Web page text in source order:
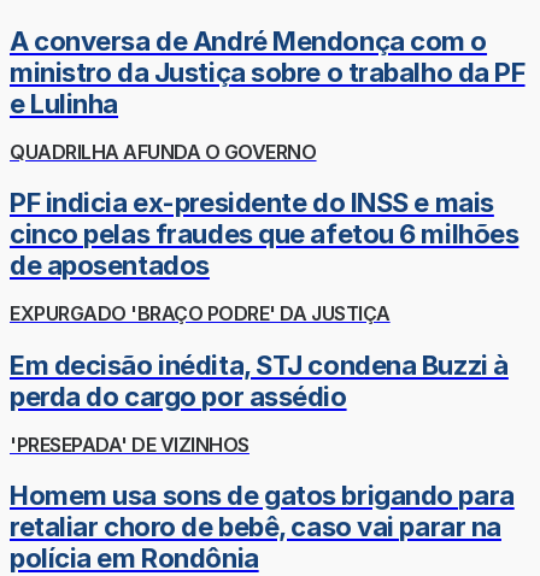
A conversa de André Mendonça com o
ministro da Justiça sobre o trabalho da PF
e Lulinha
QUADRILHA AFUNDA O GOVERNO
PF indicia ex-presidente do INSS e mais
cinco pelas fraudes que afetou 6 milhões
de aposentados
EXPURGADO 'BRAÇO PODRE' DA JUSTIÇA
Em decisão inédita, STJ condena Buzzi à
perda do cargo por assédio
'PRESEPADA' DE VIZINHOS
Homem usa sons de gatos brigando para
retaliar choro de bebê, caso vai parar na
polícia em Rondônia